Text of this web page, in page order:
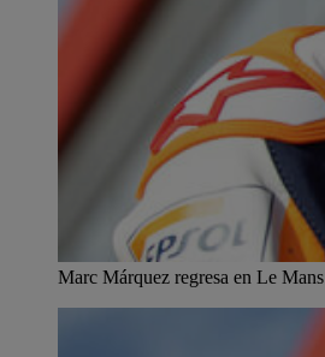
Marc Márquez regresa en Le Mans